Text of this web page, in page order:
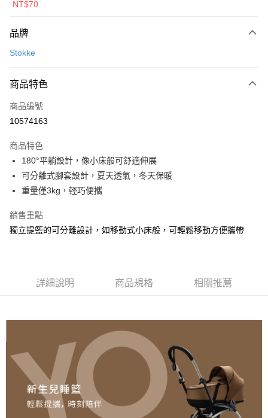
每筆NT$450
層，建議選購前聯絡客
NT$70
品牌
Stokke
商品特色
商品編號
10574163
商品特色
180°平躺設計，像小床般可舒適伸展
可分離式腳套設計，夏天透氣，冬天保暖
重量僅3kg，輕巧便攜
銷售重點
獨立提籃的可分離設計，如移動式小床般，可輕鬆移動方便攜帶
詳細說明 商品規格 相關推薦